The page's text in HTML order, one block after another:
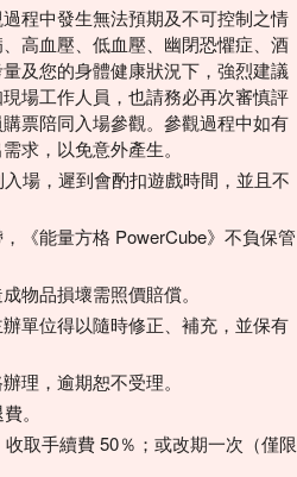
程中發生無法預期及不可控制之情
高血壓、低血壓、幽閉恐懼症、酒
及您的身體健康狀況下，強烈建議
場工作人員，也請務必再次審慎評
票陪同入場參觀。參觀過程中如有
求，以免意外產生。
場，遲到會酌扣遊戲時間，並且不
《能量方格 PowerCube》不負保管
物品損壞需照價賠償。
單位得以隨時修正、補充，並保有
理，逾期恕不受理。
。
取手續費 50％；或改期一次（僅限